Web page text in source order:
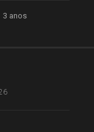
3 anos